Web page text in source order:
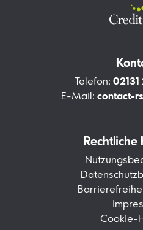
Telefon:
E-Mail: contact-
Rechtliche
Cookie-